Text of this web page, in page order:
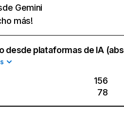
Gemini
más!
desde plataformas de IA
156
78